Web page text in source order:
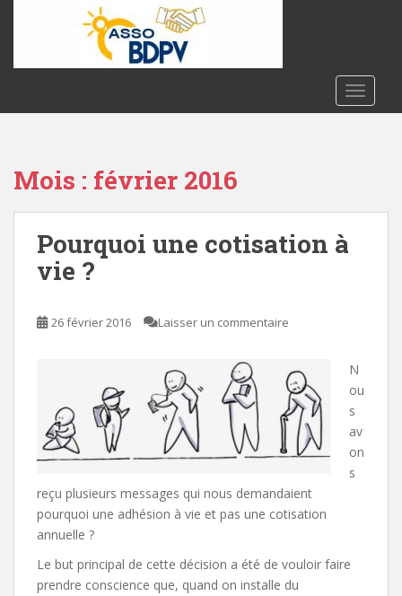
o
Mois : février 2016
Pourquoi une cotisation à
vie ?
26 février 2016 Laisser un commentaire
N
ou
s
av
on
s
reçu plusieurs messages qui nous demandaient
pourquoi une adhésion à vie et pas une cotisation
annuelle ?
Le but principal de cette décision a été de vouloir faire
prendre conscience que, quand on installe du